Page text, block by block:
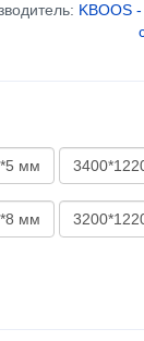
KBOOS
мм
мм